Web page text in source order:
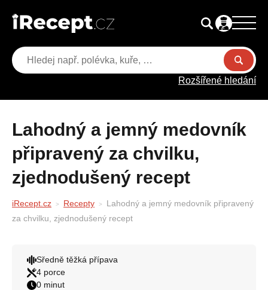
Rozšířené hledání
Lahodný a jemný medovník
připravený za chvilku,
zjednodušený recept
iRecept.cz Recepty
Lahodný a jemný medovník připravený
za chvilku, zjednodušený recept
Sředně těžká přípava
4 porce
0 minut